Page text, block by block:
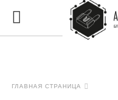
ГЛАВНАЯ СТРАНИЦА